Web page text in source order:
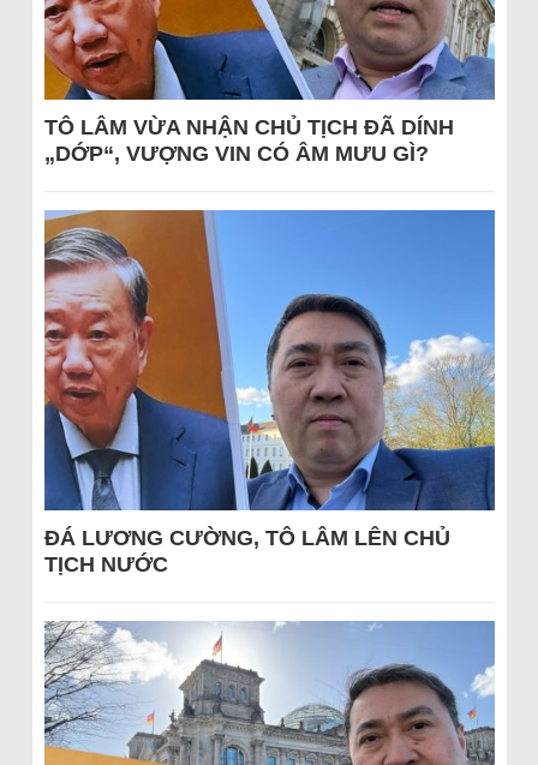
TÔ LÂM VỪA NHẬN CHỦ TỊCH ĐÃ DÍNH
„DỚP“, VƯỢNG VIN CÓ ÂM MƯU GÌ?
ĐÁ LƯƠNG CƯỜNG, TÔ LÂM LÊN CHỦ
TỊCH NƯỚC